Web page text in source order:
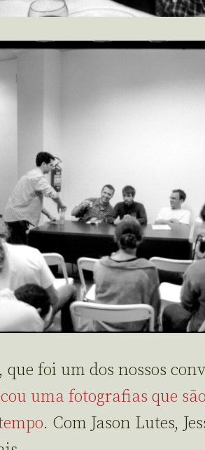
que foi um dos nossos
uma fotografias que
. Com Jason Lutes,